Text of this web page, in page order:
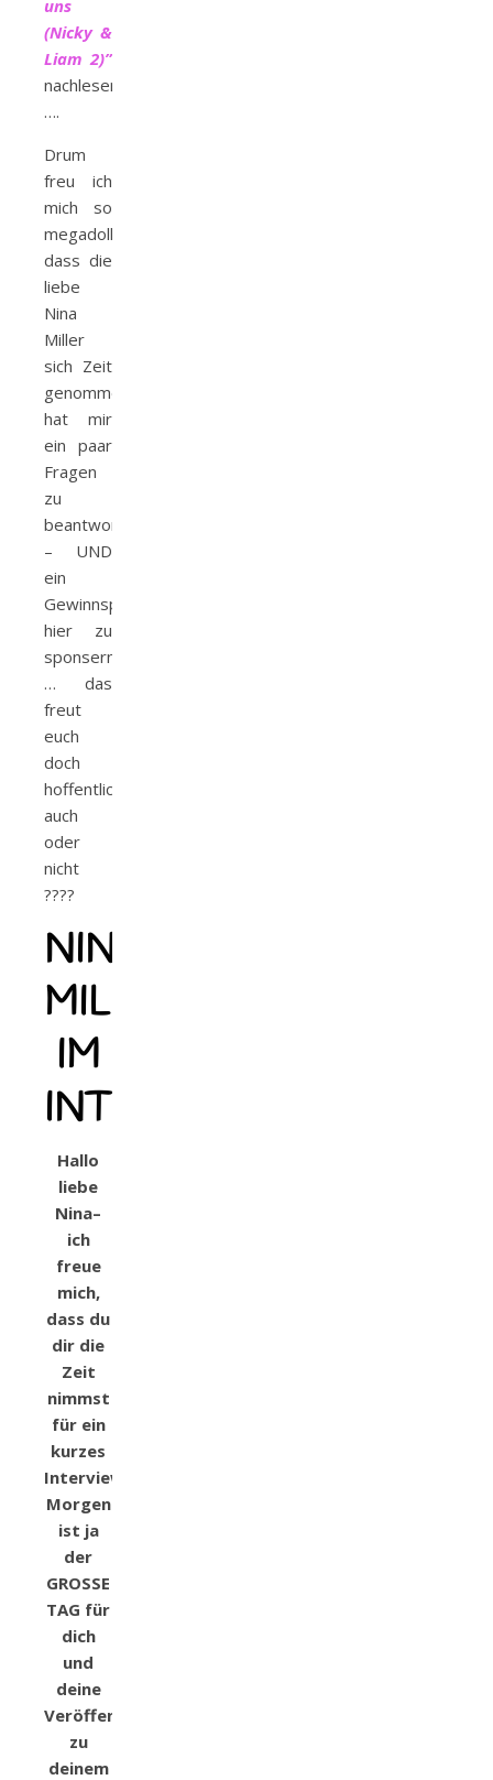
uns
(Nicky &
Liam 2)”
nachlesen
….
Drum
freu ich
mich so
megadolle,
dass die
liebe
Nina
Miller
sich Zeit
genommen
hat mir
ein paar
Fragen
zu
beantworten
– UND
ein
Gewinnspiel
hier zu
sponsern
… das
freut
euch
doch
hoffentlich
auch
oder
nicht
????
NINA
MILLER
IM
INTERVIEW
Hallo
liebe
Nina–
ich
freue
mich,
dass du
dir die
Zeit
nimmst
für ein
kurzes
Interview.
Morgen
ist ja
der
GROSSE
TAG für
dich
und
deine
Veröffentlichung
zu
deinem